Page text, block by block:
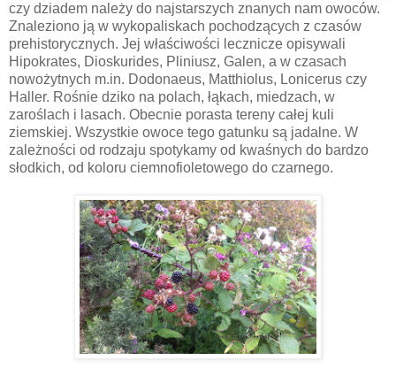
czy dziadem należy do najstarszych znanych nam owoców.
Znaleziono ją w wykopaliskach pochodzących z czasów
prehistorycznych. Jej właściwości lecznicze opisywali
Hipokrates, Dioskurides, Pliniusz, Galen, a w czasach
nowożytnych m.in. Dodonaeus, Matthiolus, Lonicerus czy
Haller. Rośnie dziko na polach, łąkach, miedzach, w
zaroślach i lasach. Obecnie porasta tereny całej kuli
ziemskiej. Wszystkie owoce tego gatunku są jadalne. W
zależności od rodzaju spotykamy od kwaśnych do bardzo
słodkich, od koloru ciemnofioletowego do czarnego.